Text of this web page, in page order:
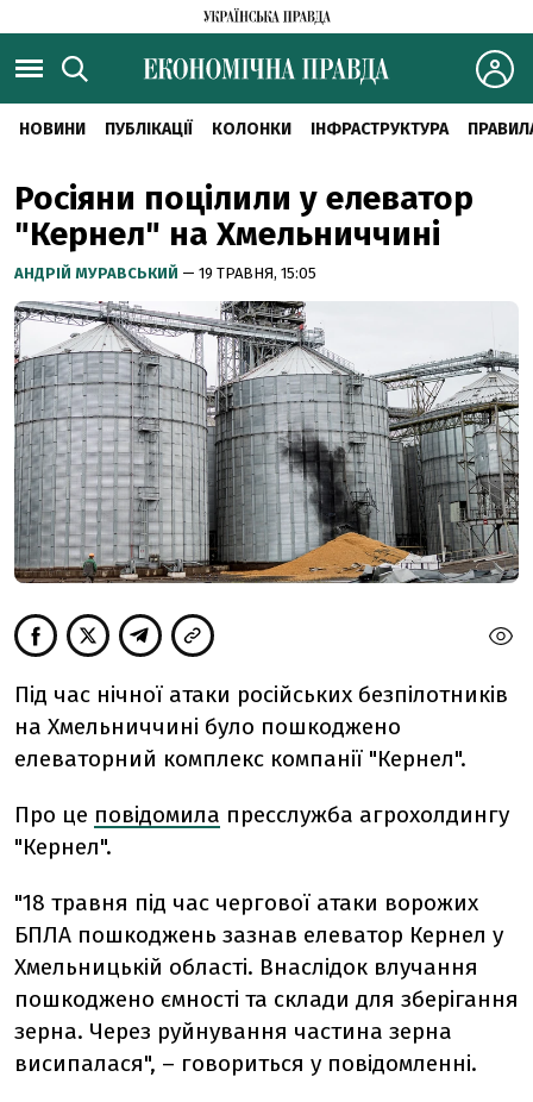
НОВИНИ ПУБЛІКАЦІЇ КОЛОНКИ ІНФРАСТРУКТУРА
Росіяни поцілили у елеватор
"Кернел" на Хмельниччині
АНДРІЙ МУРАВСЬКИЙ — 19 ТРАВНЯ, 15:05
Під час нічної атаки російських безпілотників
на Хмельниччині було пошкоджено
елеваторний комплекс компанії "Кернел".
Про це повідомила пресслужба агрохолдингу
"Кернел".
"18 травня під час чергової атаки ворожих
БПЛА пошкоджень зазнав елеватор Кернел у
Хмельницькій області. Внаслідок влучання
пошкоджено ємності та склади для зберігання
зерна. Через руйнування частина зерна
висипалася", – говориться у повідомленні.